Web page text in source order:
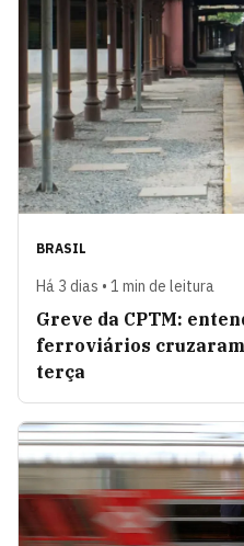
BRASIL
Há 3 dias • 1 min de leitura
Greve da CPTM:
ferroviários cruzaram
terça